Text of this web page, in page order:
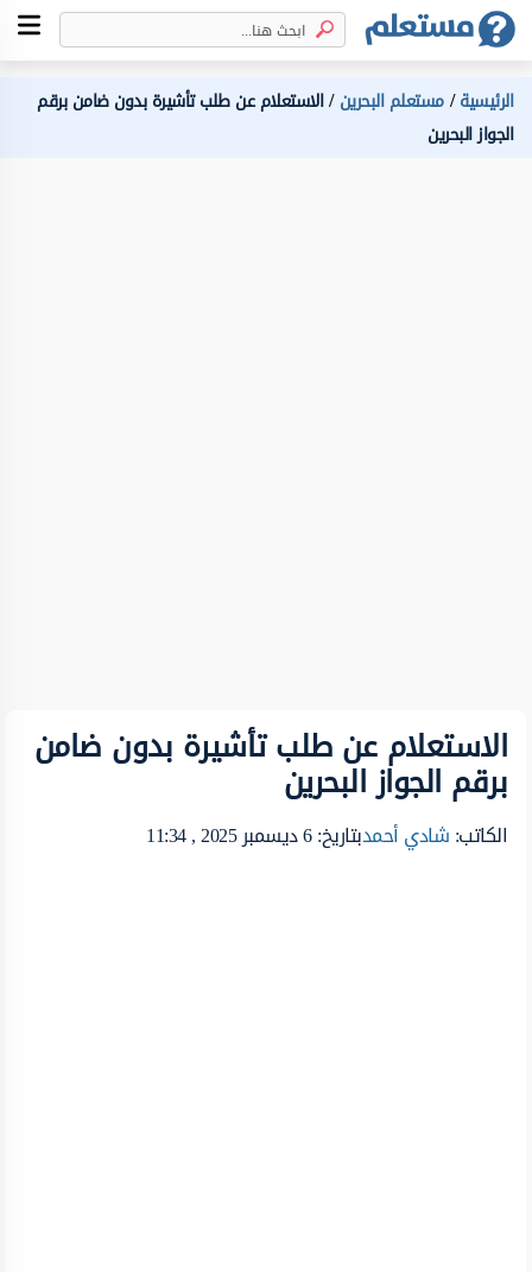
الرئيسية مستعلم البحرين الاستعلام عن طلب تأشيرة بدون ضامن برقم
الجواز البحرين
الاستعلام عن طلب تأشيرة بدون ضامن
برقم الجواز البحرين
الكاتب:شادي أحمدبتاريخ: 6 ديسمبر 2025 , 11:34